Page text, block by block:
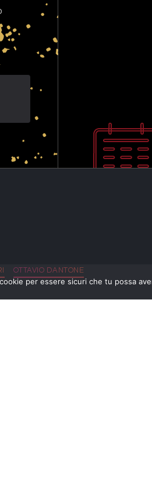
OTTAVIO DANTONE
per essere sicuri che tu possa